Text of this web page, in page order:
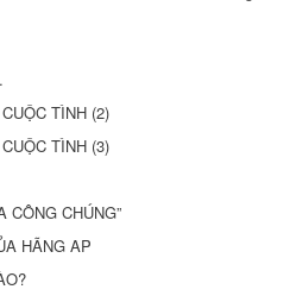
TÌNH (2)
TÌNH (3)
CÔNG CHÚNG”
HÃNG AP